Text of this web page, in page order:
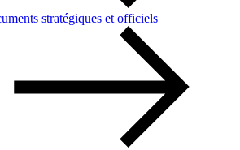
stratégiques et officiels